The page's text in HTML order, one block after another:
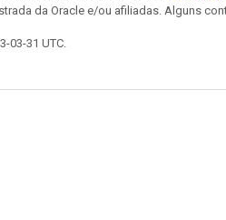
da Oracle e/ou afiliadas. Alguns
03-31 UTC.